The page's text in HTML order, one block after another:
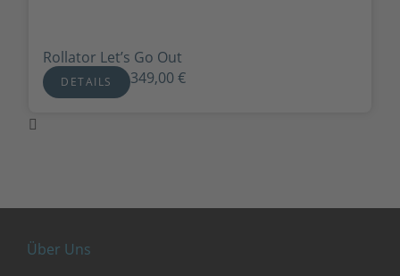
Rollator Let’s Go Out
DETAILS 349,00€
Über Uns